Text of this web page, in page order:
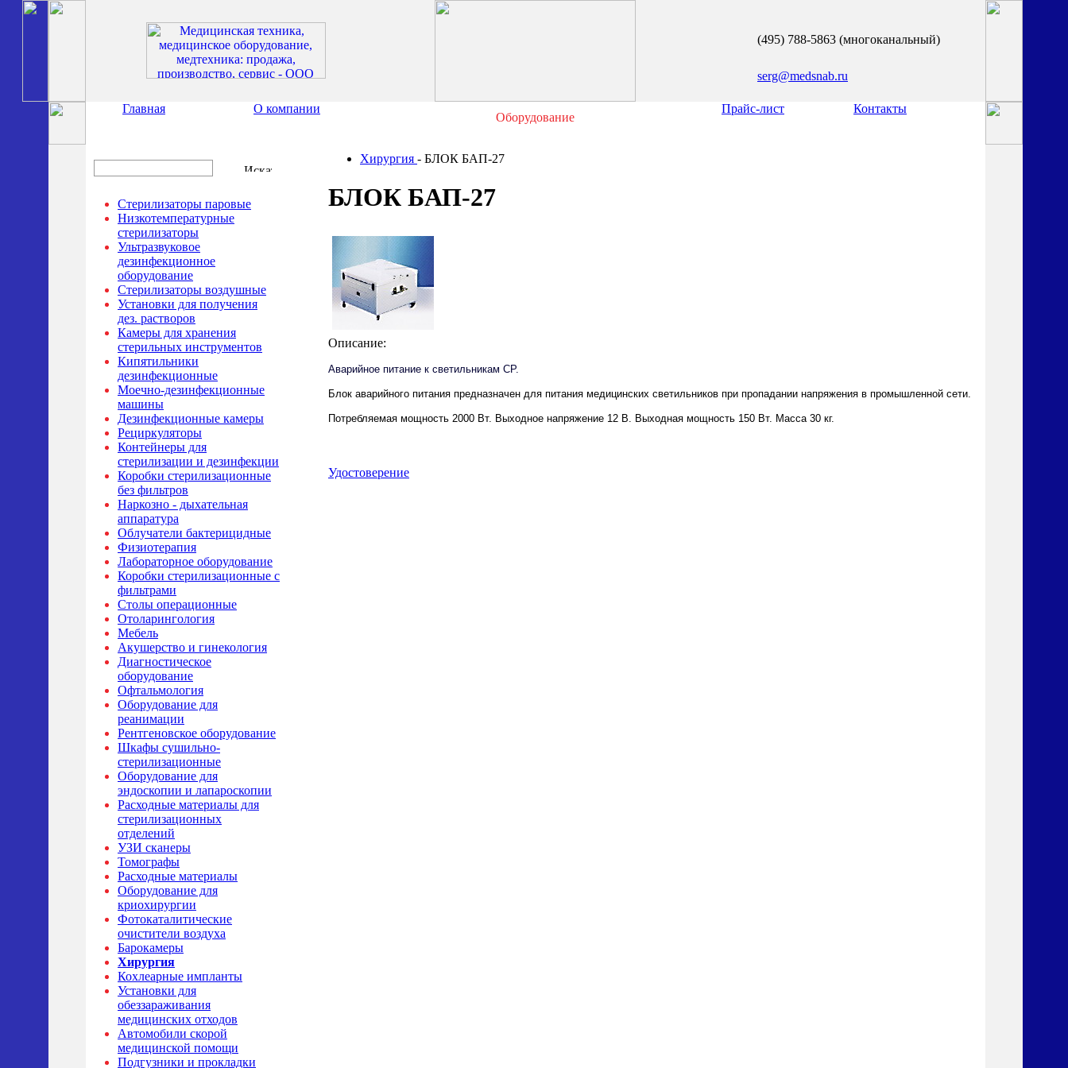
(495) 788-5863 (многоканальный)
serg@medsnab.ru
Главная О компании
Оборудование
Прайс-лист Контакты
Стерилизаторы паровые
Низкотемпературные
стерилизаторы
Ультразвуковое
дезинфекционное
оборудование
Стерилизаторы воздушные
Установки для получения
дез. растворов
Камеры для хранения
стерильных инструментов
Кипятильники
дезинфекционные
Моечно-дезинфекционные
машины
Дезинфекционные камеры
Рециркуляторы
Контейнеры для
стерилизации и дезинфекции
Коробки стерилизационные
без фильтров
Наркозно - дыхательная
аппаратура
Облучатели бактерицидные
Физиотерапия
Лабораторное оборудование
Коробки стерилизационные с
фильтрами
Столы операционные
Отоларингология
Мебель
Акушерство и гинекология
Диагностическое
оборудование
Офтальмология
Оборудование для
реанимации
Рентгеновское оборудование
Шкафы сушильно-
стерилизационные
Оборудование для
эндоскопии и лапароскопии
Расходные материалы для
стерилизационных
отделений
УЗИ сканеры
Томографы
Расходные материалы
Оборудование для
криохирургии
Фотокаталитические
очистители воздуха
Барокамеры
Хирургия
Кохлеарные импланты
Установки для
обеззараживания
медицинских отходов
Автомобили скорой
медицинской помощи
Подгузники и прокладки
Хирургия - БЛОК БАП-27
БЛОК БАП-27
Описание:
Аварийное питание к светильникам СР.
Блок аварийного питания предназначен для питания медицинских светильников при пропадании напряжения в промышленной сети.
Потребляемая мощность 2000 Вт. Выходное напряжение 12 В. Выходная мощность 150 Вт. Масса 30 кг.
Удостоверение